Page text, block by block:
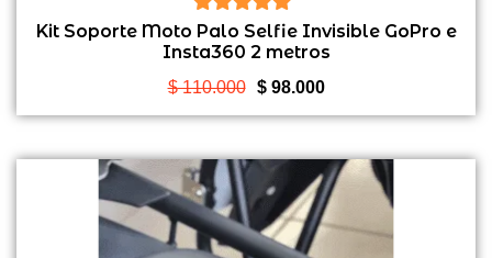
5de 5
Kit Soporte Moto Palo Selfie Invisible GoPro e
Insta360 2 metros
$110.000
El
precio
era:
$ 110.000.
$98.000El
precio
es:
$ 98.000.